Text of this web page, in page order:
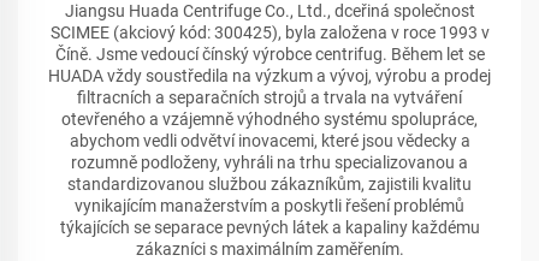
Jiangsu Huada Centrifuge Co., Ltd., dceřiná společnost
SCIMEE (akciový kód: 300425), byla založena v roce 1993 v
Číně. Jsme vedoucí čínský výrobce centrifug. Během let se
HUADA vždy soustředila na výzkum a vývoj, výrobu a prodej
filtracních a separačních strojů a trvala na vytváření
otevřeného a vzájemně výhodného systému spolupráce,
abychom vedli odvětví inovacemi, které jsou vědecky a
rozumně podloženy, vyhráli na trhu specializovanou a
standardizovanou službou zákazníkům, zajistili kvalitu
vynikajícím manažerstvím a poskytli řešení problémů
týkajících se separace pevných látek a kapaliny každému
zákazníci s maximálním zaměřením.